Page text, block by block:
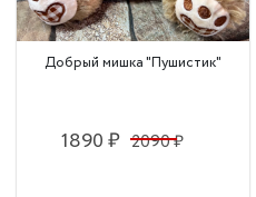
Добрый мишка "Пушистик"
1890 ₽ 2090 ₽